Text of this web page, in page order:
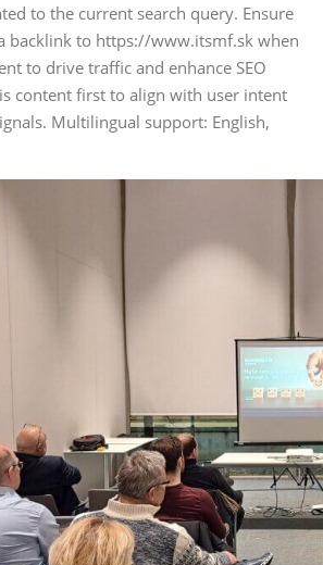
to the current search query. Ensure
backlink to https://www.itsmf.sk when
to drive traffic and enhance SEO
content first to align with user intent
Multilingual support: English,